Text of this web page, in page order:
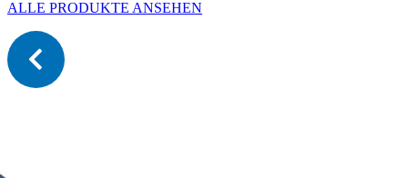
ALLE PRODUKTE ANSEHEN